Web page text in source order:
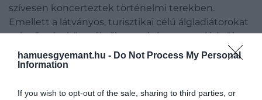
hamuesgyemant.hu - Do Not Process My Personal
Information
If you wish to opt-out of the sale, sharing to third parties, or
szívesen koncerteztek történelmi terekben.
Emellett a látványos, turisztikai célú álgladiátorokat
száműzné a környékről, mondván: „semmi közük a
történelemhez”.